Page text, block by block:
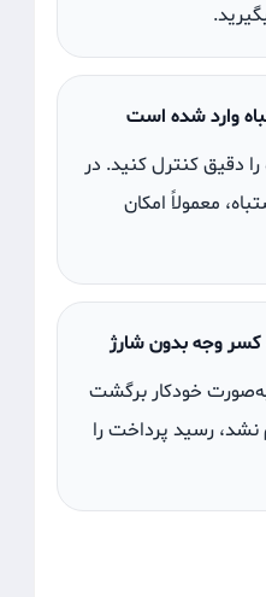
وارد شده است
دقیق کنترل کنید. در
معمولاً امکان
وجه بدون شارژ
به‌صورت خودکار برگشت
رسید پرداخت را